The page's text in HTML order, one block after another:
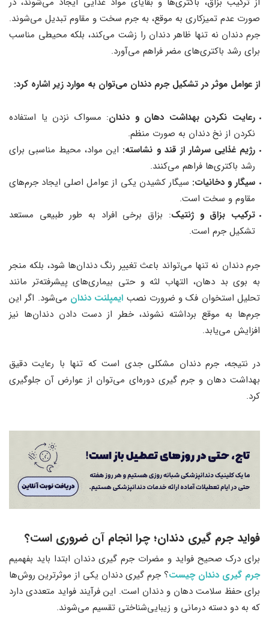
صورت عدم تمیزکاری به موقع، به جرم سخت و مقاوم تبدیل می‌شوند.
جرم دندان نه تنها ظاهر دندان را زشت می‌کند، بلکه محیطی مناسب
برای رشد باکتری‌های مضر فراهم می‌آورد.
از عوامل موثر در تشکیل جرم دندان می‌توان به موارد زیر اشاره کرد:
رعایت نکردن بهداشت دهان و دندان: مسواک نزدن یا استفاده
نکردن از نخ دندان به صورت منظم.
رژیم غذایی سرشار از قند و نشاسته: این مواد، محیط مناسبی برای
رشد باکتری‌ها فراهم می‌کنند.
سیگار و دخانیات: سیگار کشیدن یکی از عوامل اصلی ایجاد جرم‌های
مقاوم و سخت است.
ترکیب بزاق و ژنتیک: بزاق برخی افراد به طور طبیعی مستعد
تشکیل جرم است.
جرم دندان نه تنها می‌تواند باعث تغییر رنگ دندان‌ها شود، بلکه منجر
به بوی بد دهان، التهاب لثه و حتی بیماری‌های پیشرفته‌تر مانند
تحلیل استخوان فک و ضرورت نصب ایمپلنت دندان می‌شود. اگر این
جرم‌ها به موقع برداشته نشوند، خطر از دست دادن دندان‌ها نیز
افزایش می‌یابد.
در نتیجه، جرم دندان مشکلی جدی است که تنها با رعایت دقیق
بهداشت دهان و جرم‌ گیری دوره‌ای می‌توان از عوارض آن جلوگیری
کرد.
فواید جرم‌ گیری دندان؛ چرا انجام آن ضروری است؟
برای درک صحیح فواید و مضرات جرم گیری دندان ابتدا باید بفهمیم
جرم گیری دندان چیست؟ جرم‌ گیری دندان یکی از موثرترین روش‌ها
برای حفظ سلامت دهان و دندان است. این فرآیند فواید متعددی دارد
که به دو دسته درمانی و زیبایی‌شناختی تقسیم می‌شوند.